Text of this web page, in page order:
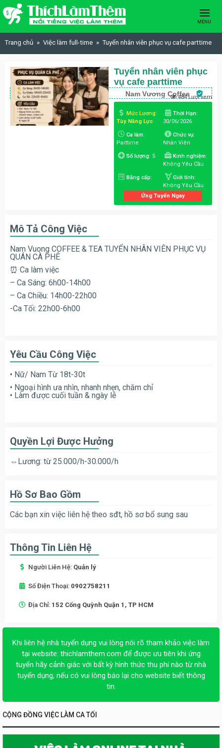
Skip to content
MENU
Trang chủ Việc làm full-time Tuyển nhân viên phục vụ cafe parttime
Tuyển nhân viên phục
vụ cafe parttime
Nam Vương Coffee484 Lượt xem
Mức Lương:
Tùy Năng Lực
Thời Hạn:
30/06/2026
Ca làm:
Parttime
Chức vụ:
Nhân Viên
Số lượng: 5
Kinh nghiệm:
Không Yêu Cầu
Bằng cấp:
Giới tính:
Không Yêu Cầu
Ứng Tuyển Ngay
Mô Tả Công Việc
Nam Vuong COFFEE & TEA TUYỂN NHÂN VIÊN PHỤC VỤ
QUÁN CÀ PHÊ
⏰ Ca làm việc
– Ca Sáng: 6h00-14h00
– Ca Chiều: 14h00-22h00
-Ca Tối: 22h00-6h00
Yêu Cầu Công Việc
• Nữ/ Nam Từ 18t-30t
• Ngoại hình ưa nhìn, nhanh nhẹn, chăm chỉ
• Làm được cuối tuần & ngày lễ
Quyền Lợi Được Hưởng
⇔Lương: từ 25.000/h-30.000/h
Hồ Sơ Bao Gồm
Các bạn xin việc liên hệ theo sđt, hồ sơ bổ sung sau
Thông Tin Liên Hệ
Người Liên Hệ: Quản lý
Số Điện Thoại: 0902758211
Địa Chỉ: 152 Cống Quỳnh Quận 1, TP HCM
Khi liên hệ nhà tuyển dụng vui lòng nói rõ tham khảo việc làm
tại website: thichlamthem.com để được ưu tiên khi ứng
tuyển hãy cảnh giác với bất kỳ hình thức thu phí nào từ nhà
tuyển dụng, nếu có vui lòng báo lại cho website biết thông
tin.
CỘNG ĐỒNG VIỆC LÀM CA TỐI